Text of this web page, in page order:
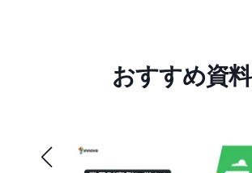
おすすめ資料